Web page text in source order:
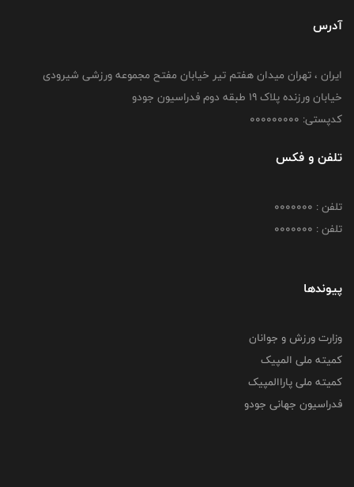
آدرس
ایران ، تهران میدان هفتم تیر خیابان مفتح مجموعه ورزشی شیرودی
خیابان ورزنده پلاک ۱۹ طبقه دوم فدراسیون جودو
کدپستی: 000000000
تلفن و فکس
تلفن : 0000000
تلفن : 0000000
پیوندها
وزارت ورزش و جوانان
کمیته ملی المپیک
کمیته ملی پاراالمپیک
فدراسیون جهانی جودو